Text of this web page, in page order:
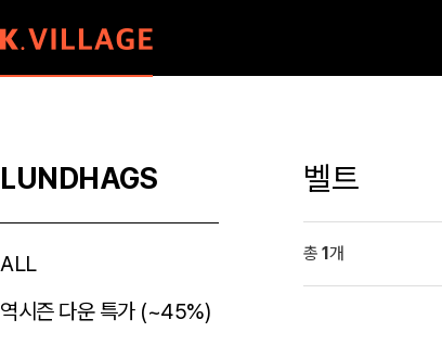
LUNDHAGS
ALL
역시즌 다운 특가 (~45%)
벨트
총 1개